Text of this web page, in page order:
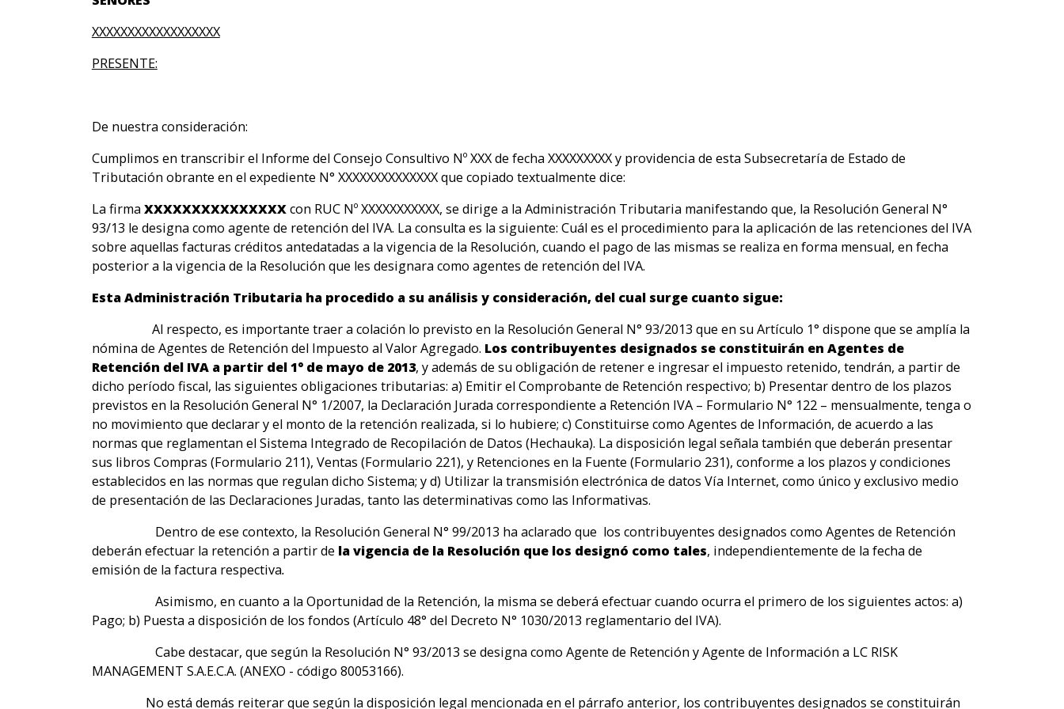
XXXXXXXXXXXXXXXXXX
PRESENTE:
De nuestra consideración:
Cumplimos en transcribir el Informe del Consejo Consultivo Nº XXX de fecha XXXXXXXXX y providencia de esta Subsecretaría de Estado de
Tributación obrante en el expediente N° XXXXXXXXXXXXXX que copiado textualmente dice:
La firma XXXXXXXXXXXXXXXcon RUC Nº XXXXXXXXXXX, se dirige a la Administración Tributaria manifestando que, la Resolución General N°
93/13 le designa como agente de retención del IVA. La consulta es la siguiente: Cuál es el procedimiento para la aplicación de las retenciones del IVA
sobre aquellas facturas créditos antedatadas a la vigencia de la Resolución, cuando el pago de las mismas se realiza en forma mensual, en fecha
posterior a la vigencia de la Resolución que les designara como agentes de retención del IVA.
Esta Administración Tributaria ha procedido a su análisis y consideración, del cual surge cuanto sigue:
Al respecto, es importante traer a colación lo previsto en la Resolución General N° 93/2013 que en su Artículo 1° dispone que se amplía la
nómina de Agentes de Retención del Impuesto al Valor Agregado. Los contribuyentes designados se constituirán en Agentes de
Retención del IVA a partir del 1° de mayo de 2013, y además de su obligación de retener e ingresar el impuesto retenido, tendrán, a partir de
dicho período fiscal, las siguientes obligaciones tributarias: a) Emitir el Comprobante de Retención respectivo; b) Presentar dentro de los plazos
previstos en la Resolución General N° 1/2007, la Declaración Jurada correspondiente a Retención IVA – Formulario N° 122 – mensualmente, tenga o
no movimiento que declarar y el monto de la retención realizada, si lo hubiere; c) Constituirse como Agentes de Información, de acuerdo a las
normas que reglamentan el Sistema Integrado de Recopilación de Datos (Hechauka). La disposición legal señala también que deberán presentar
sus libros Compras (Formulario 211), Ventas (Formulario 221), y Retenciones en la Fuente (Formulario 231), conforme a los plazos y condiciones
establecidos en las normas que regulan dicho Sistema; y d) Utilizar la transmisión electrónica de datos Vía Internet, como único y exclusivo medio
de presentación de las Declaraciones Juradas, tanto las determinativas como las Informativas.
Dentro de ese contexto, la Resolución General N° 99/2013 ha aclarado que los contribuyentes designados como Agentes de Retención
deberán efectuar la retención a partir de la vigencia de la Resolución que los designó como tales, independientemente de la fecha de
emisión de la factura respectiva.
Asimismo, en cuanto a la Oportunidad de la Retención, la misma se deberá efectuar cuando ocurra el primero de los siguientes actos: a)
Pago; b) Puesta a disposición de los fondos (Artículo 48° del Decreto N° 1030/2013 reglamentario del IVA).
Cabe destacar, que según la Resolución N° 93/2013 se designa como Agente de Retención y Agente de Información a LC RISK
MANAGEMENT S.A.E.C.A. (ANEXO - código 80053166).
No está demás reiterar que según la disposición legal mencionada en el párrafo anterior, los contribuyentes designados se constituirán